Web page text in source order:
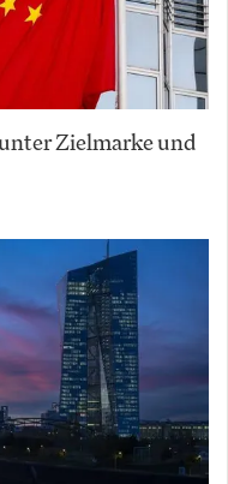
Zielmarke und